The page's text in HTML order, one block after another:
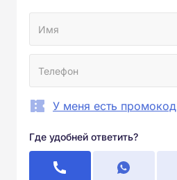
У меня есть промокод
Где удобней ответить?